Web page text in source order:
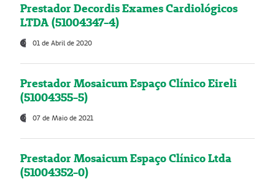
Prestador Decordis Exames Cardiológicos
LTDA (51004347-4)
01 de Abril de 2020
Prestador Mosaicum Espaço Clínico Eireli
(51004355-5)
07 de Maio de 2021
Prestador Mosaicum Espaço Clínico Ltda
(51004352-0)